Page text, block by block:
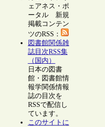
ェアネス・ポ
ータル 新規
掲載コンテン
ツのRSS：
図書館関係雑
誌目次RSS集
（国内）
日本の図書
館・図書館情
報学関係情報
誌の目次を
RSSで配信し
ています。
このサイトに